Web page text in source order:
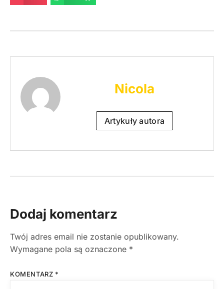
Nicola
Artykuły autora
Dodaj komentarz
Twój adres email nie zostanie opublikowany.
Wymagane pola są oznaczone *
KOMENTARZ *